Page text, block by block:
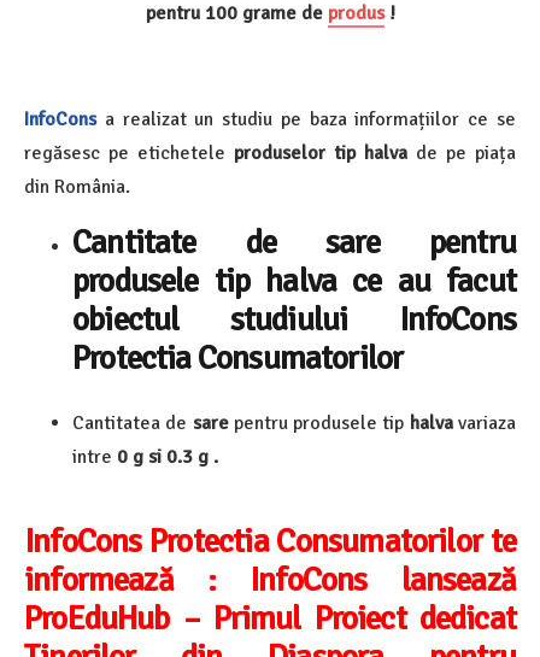
pentru 100 grame de produs!
InfoConsa realizat un studiu pe baza informațiilor ce se
regăsesc pe etichetele produselor tip halva de pe piața
din România.
Cantitate de sare pentru
produsele tip halva ce au facut
obiectul studiului InfoCons
Protectia Consumatorilor
Cantitatea de sarepentru produsele tip halvavariaza
intre 0 g si 0.3 g .
InfoCons Protectia Consumatorilor te
informează : InfoCons lansează
ProEduHub – Primul Proiect dedicat